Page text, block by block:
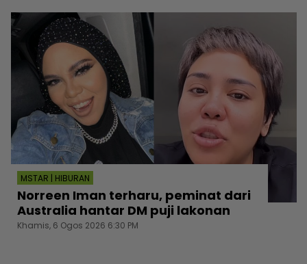
MSTAR | HIBURAN
Norreen Iman terharu, peminat dari
Australia hantar DM puji lakonan
Khamis, 6 Ogos 2026 6:30 PM